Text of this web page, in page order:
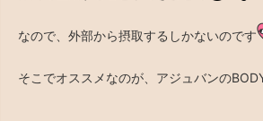
なので、外部から摂取するしかないのです
そこでオススメなのが、アジュバンの